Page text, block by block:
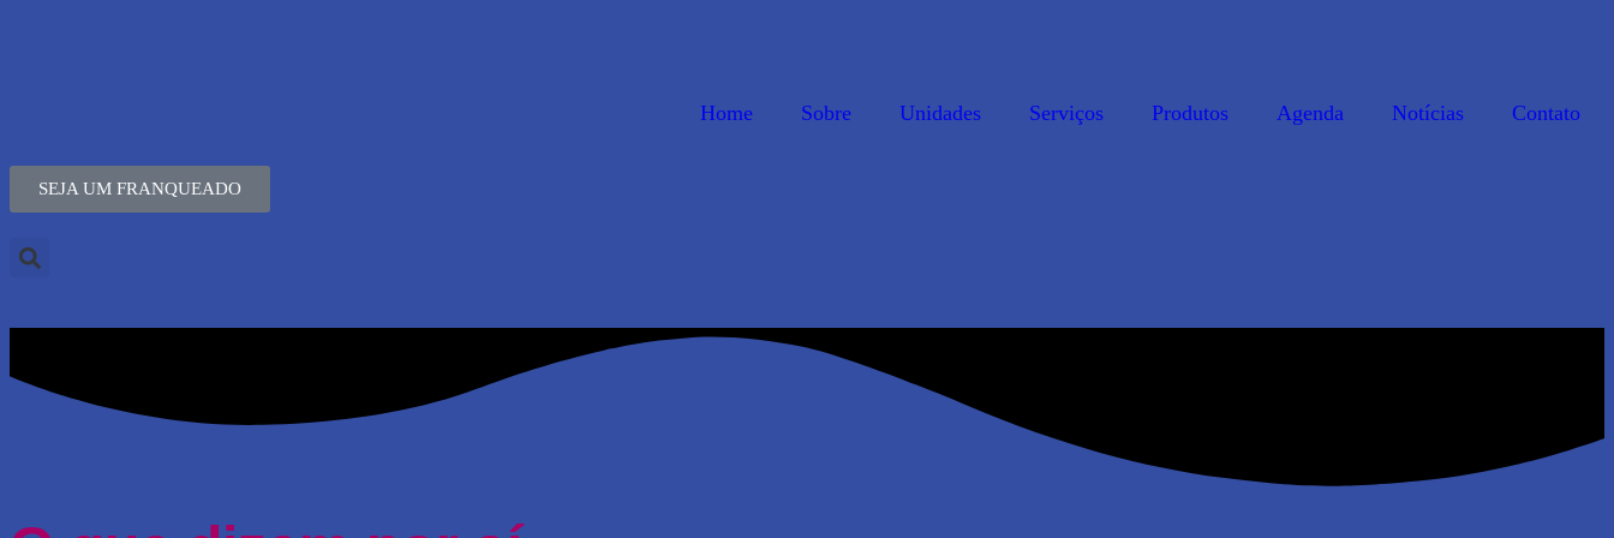
Home Sobre Unidades Serviços Produtos Agenda Notícias Contato
SEJA UM FRANQUEADO